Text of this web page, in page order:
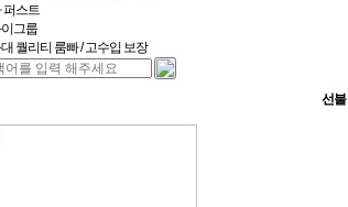
퍼스트
그룹
퀄리티 룸빠 / 고수입 보장
선불